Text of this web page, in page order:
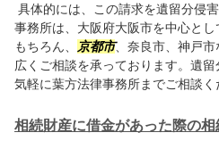
具体的には、この請求を遺留分侵
事務所は、大阪府大阪市を中心と
もちろん、
京都市、奈良市、神戸
広くご相談を承っております。遺
気軽に葉方法律事務所までご相談く
相続財産に借金があった際の